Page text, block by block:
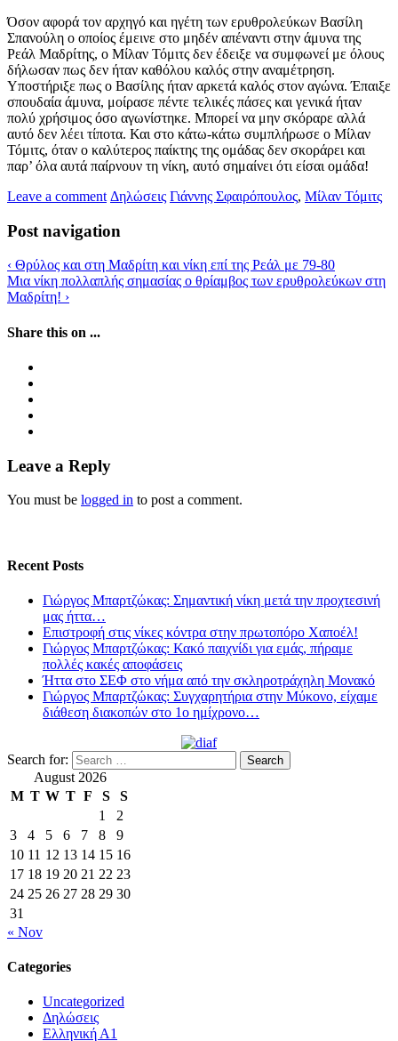
Όσον αφορά τον αρχηγό και ηγέτη των ερυθρολεύκων Βασίλη
Σπανούλη ο οποίος έμεινε στο μηδέν απέναντι στην άμυνα της
Ρεάλ Μαδρίτης, ο Μίλαν Τόμιτς δεν έδειξε να συμφωνεί με όλους
δήλωσαν πως δεν ήταν καθόλου καλός στην αναμέτρηση.
Υποστήριξε πως ο Βασίλης ήταν αρκετά καλός στον αγώνα. Έπαιξε
σπουδαία άμυνα, μοίρασε πέντε τελικές πάσες και γενικά ήταν
πολύ χρήσιμος όσο αγωνίστηκε. Μπορεί να μην σκόραρε αλλά
αυτό δεν λέει τίποτα. Και στο κάτω-κάτω συμπλήρωσε ο Μίλαν
Τόμιτς, όταν ο καλύτερος παίκτης της ομάδας δεν σκοράρει και
παρ’ όλα αυτά παίρνουν τη νίκη, αυτό σημαίνει ότι είσαι ομάδα!
Leave a comment Δηλώσεις Γιάννης Σφαιρόπουλος, Μίλαν Τόμιτς
Post navigation
‹ Θρύλος και στη Μαδρίτη και νίκη επί της Ρεάλ με 79-80
Μια νίκη πολλαπλής σημασίας ο θρίαμβος των ερυθρολεύκων στη
Μαδρίτη! ›
Share this on ...
Leave a Reply
You must be logged in to post a comment.
Recent Posts
Γιώργος Μπαρτζώκας: Σημαντική νίκη μετά την προχτεσινή
μας ήττα…
Επιστροφή στις νίκες κόντρα στην πρωτοπόρο Χαποέλ!
Γιώργος Μπαρτζώκας: Κακό παιχνίδι για εμάς, πήραμε
πολλές κακές αποφάσεις
Ήττα στο ΣΕΦ στο νήμα από την σκληροτράχηλη Μονακό
Γιώργος Μπαρτζώκας: Συγχαρητήρια στην Μύκονο, είχαμε
διάθεση διακοπών στο 1ο ημίχρονο…
Search for:
August 2026
M T W T F S
S
1
2
3
4 5 6 7 8
9
10 11 12 13 14 15 16
17 18 19 20 21 22 23
24 25 26 27 28 29 30
31
« Nov
Categories
Uncategorized
Δηλώσεις
Ελληνική Α1